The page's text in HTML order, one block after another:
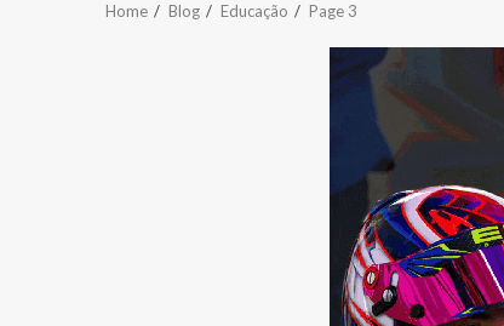
Home Blog Educação Page 3